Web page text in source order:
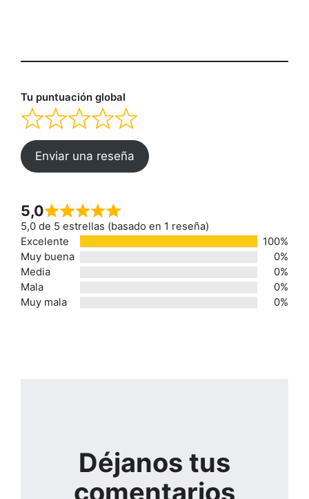
Tu puntuación global
Enviar una reseña
5,0
5,0 de 5 estrellas (basado en 1 reseña)
Excelente
100%
Muy buena
0%
Media
0%
Mala
0%
Muy mala
0%
Déjanos tus
comentarios